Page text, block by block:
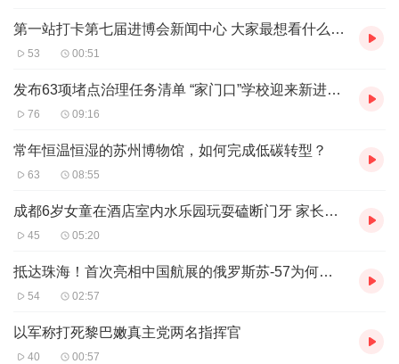
在于利益驱动。时下，各类APP已经成为流量的重要入口，
特别是某些垂直领域软件自带特定客户群体。对电商而言，
如此“扩大触达边界”成本低、效率高，还能轻松实现精准投
放。而很多APP开发企业的主要收入也来源于此，甚至提供
止高灵敏度“摇一摇”诱导用户操作，相关部门明确给出设备
时间不少于3秒等参考数值，效果可谓立竿见影。眼下，某
些开发者更加擅长利用用户习惯，想方设法“埋雷”。这也提
醒相关方面，需兼顾抓落实与防反弹，继续从技术入手不断
补上规则漏洞，减少“打时间差”的可能。与此同时，不妨畅
第一站打卡第七届进博会新闻中心 大家最想看什么？｜“进”来看看
53 00:51
发布63项堵点治理任务清单 “家门口”学校迎来新进展 成都“民生大礼包”上新｜成都发展
76 09:16
常年恒温恒湿的苏州博物馆，如何完成低碳转型？
63 08:55
成都6岁女童在酒店室内水乐园玩耍磕断门牙 家长质疑酒店方安全管理有疏忽｜追踪到底
45 05:20
抵达珠海！首次亮相中国航展的俄罗斯苏-57为何成焦点
54 02:57
以军称打死黎巴嫩真主党两名指挥官
40 00:57